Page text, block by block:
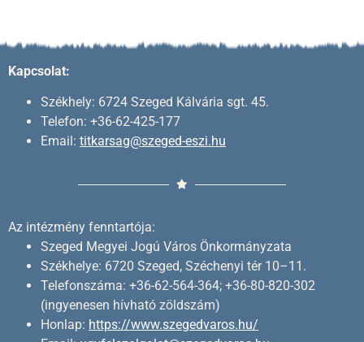
Kapcsolat:
Székhely: 6724 Szeged Kálvária sgt. 45.
Telefon: +36-62-425-177
Email: titkarsag@szeged-eszi.hu
Az intézmény fenntartója:
Szeged Megyei Jogú Város Önkormányzata
Székhelye: 6720 Szeged, Széchenyi tér 10–11.
Telefonszáma: +36-62-564-364; +36-80-820-302
(ingyenesen hívható zöldszám)
Honlap: https://www.szegedvaros.hu/